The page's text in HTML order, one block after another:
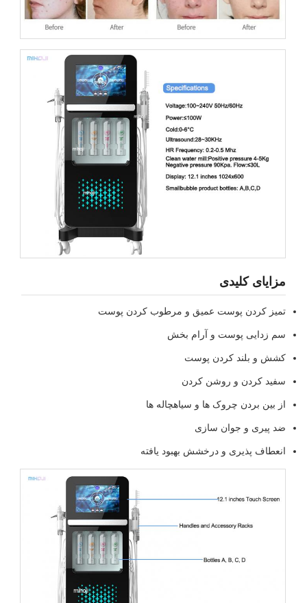
مزایای کلیدی
تمیز کردن پوست عمیق و مرطوب کردن پوست
سم زدایی پوست و آرام بخش
کشش و بلند کردن پوست
سفید کردن و روشن کردن
از بین بردن چروک ها و سیاهچاله ها
ضد پیری و جوان سازی
انعطاف پذیری و درخشش بهبود یافته